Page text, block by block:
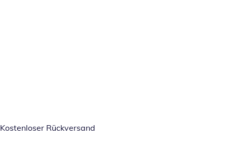
Kostenloser Rückversand